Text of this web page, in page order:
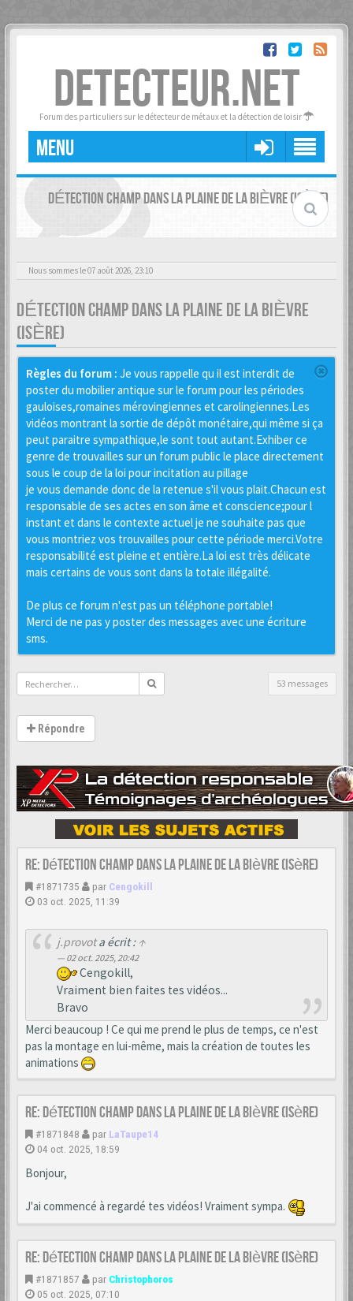
DETECTEUR.NET
Forum des particuliers sur le détecteur de métaux et la détection de loisir
MENU
DÉTECTION CHAMP DANS LA PLAINE DE LA BIÈVRE (ISÈRE)
Nous sommes le 07 août 2026, 23:10
DÉTECTION CHAMP DANS LA PLAINE DE LA BIÈVRE
(ISÈRE)
Règles du forum : Je vous rappelle qu il est interdit de
poster du mobilier antique sur le forum pour les périodes
gauloises,romaines mérovingiennes et carolingiennes.Les
vidéos montrant la sortie de dépôt monétaire,qui même si ça
peut paraitre sympathique,le sont tout autant.Exhiber ce
genre de trouvailles sur un forum public le place directement
sous le coup de la loi pour incitation au pillage
je vous demande donc de la retenue s'il vous plait.Chacun est
responsable de ses actes en son âme et conscience;pour l
instant et dans le contexte actuel je ne souhaite pas que
vous montriez vos trouvailles pour cette période merci.Votre
responsabilité est pleine et entière.La loi est très délicate
mais certains de vous sont dans la totale illégalité.
De plus ce forum n'est pas un téléphone portable!
Merci de ne pas y poster des messages avec une écriture
sms.
53 messages
Répondre
Re: Détection champ dans la Plaine de la Bièvre (Isère)
#1871735 par Cengokill
03 oct. 2025, 11:39
j.provota écrit : ↑
02 oct. 2025, 20:42
Cengokill,
Vraiment bien faites tes vidéos...
Bravo
Merci beaucoup ! Ce qui me prend le plus de temps, ce n'est
pas la montage en lui-même, mais la création de toutes les
animations
Re: Détection champ dans la Plaine de la Bièvre (Isère)
#1871848 par LaTaupe14
04 oct. 2025, 18:59
Bonjour,
J'ai commencé à regardé tes vidéos! Vraiment sympa.
Re: Détection champ dans la Plaine de la Bièvre (Isère)
#1871857 par Christophoros
05 oct. 2025, 07:10